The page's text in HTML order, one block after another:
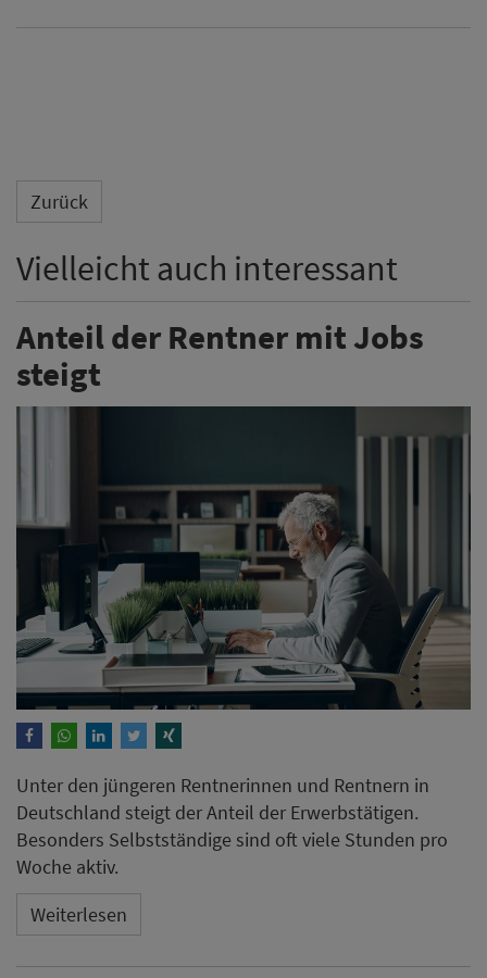
Zurück
Vielleicht auch interessant
Anteil der Rentner mit Jobs
steigt
Unter den jüngeren Rentnerinnen und Rentnern in
Deutschland steigt der Anteil der Erwerbstätigen.
Besonders Selbstständige sind oft viele Stunden pro
Woche aktiv.
Weiterlesen